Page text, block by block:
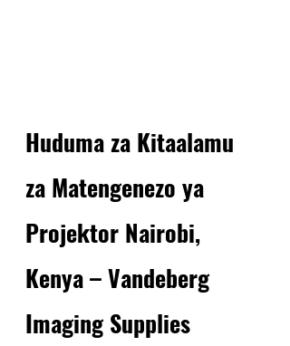
Huduma za Kitaalamu
za Matengenezo ya
Projektor Nairobi,
Kenya – Vandeberg
Imaging Supplies